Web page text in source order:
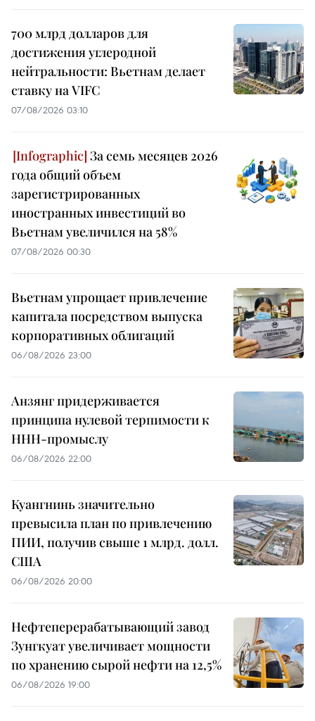
700 млрд долларов для
достижения углеродной
нейтральности: Вьетнам делает
ставку на VIFC
07/08/2026 03:10
За семь месяцев 2026
года общий объем
зарегистрированных
иностранных инвестиций во
Вьетнам увеличился на 58%
07/08/2026 00:30
Вьетнам упрощает привлечение
капитала посредством выпуска
корпоративных облигаций
06/08/2026 23:00
Анзянг придерживается
принципа нулевой терпимости к
ННН-промыслу
06/08/2026 22:00
Куангнинь значительно
превысила план по привлечению
ПИИ, получив свыше 1 млрд. долл.
США
06/08/2026 20:00
Нефтеперерабатывающий завод
Зунгкуат увеличивает мощности
по хранению сырой нефти на 12,5%
06/08/2026 19:00